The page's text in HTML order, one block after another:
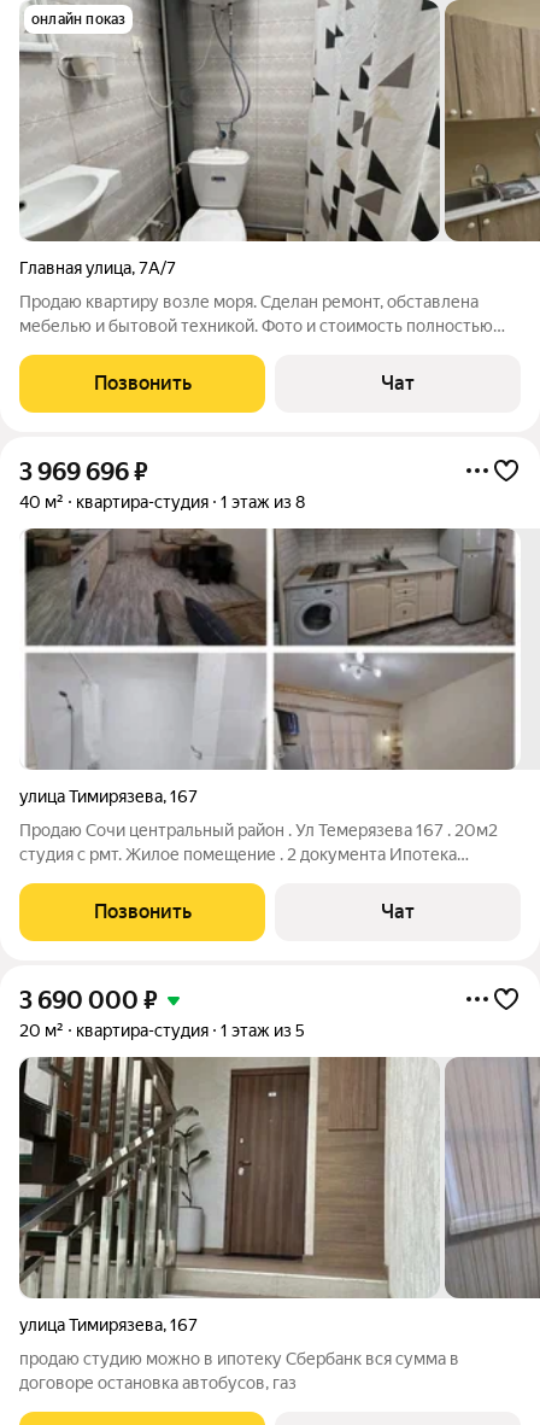
онлайн показ
Главная улица,7А/7
Продаю квартиру возле моря. Сделан ремонт, обставлена
мебелью и бытовой техникой. Фото и стоимость полностью
расположены три беседки, зона барбекю и парковка. В доме
есть эксплуатируемая кровля.
Позвонить Чат
3 969 696₽
40 м² квартира-студия 1 этаж из 8
улица Тимирязева,167
Продаю Сочи центральный район . Ул Темерязева 167 . 20м2
студия с рмт. Жилое помещение . 2 документа Ипотека
Позвонить Чат
3 690 000 ₽
20 м² квартира-студия 1 этаж из 5
улица Тимирязева,167
продаю студию можно в ипотеку Сбербанк вся сумма в
договоре остановка автобусов, газ